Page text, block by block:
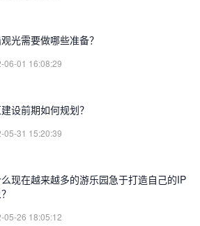
光需要做哪些准备？
06-01 16:08:29
设前期如何规划？
05-31 15:20:39
现在越来越多的游乐园急于打造自己的IP
05-26 18:05:12